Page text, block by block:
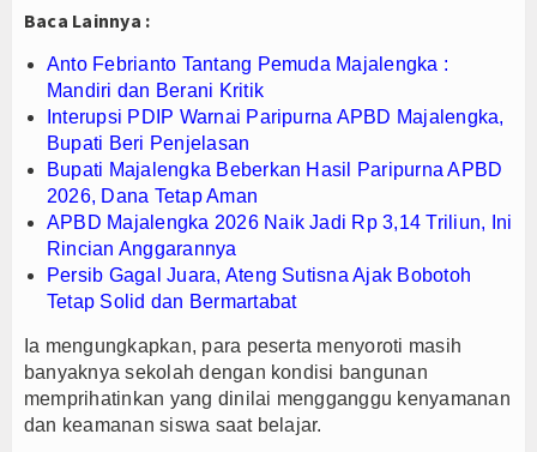
Baca Lainnya :
Anto Febrianto Tantang Pemuda Majalengka :
Mandiri dan Berani Kritik
Interupsi PDIP Warnai Paripurna APBD Majalengka,
Bupati Beri Penjelasan
Bupati Majalengka Beberkan Hasil Paripurna APBD
2026, Dana Tetap Aman
APBD Majalengka 2026 Naik Jadi Rp 3,14 Triliun, Ini
Rincian Anggarannya
Persib Gagal Juara, Ateng Sutisna Ajak Bobotoh
Tetap Solid dan Bermartabat
Ia mengungkapkan, para peserta menyoroti masih
banyaknya sekolah dengan kondisi bangunan
memprihatinkan yang dinilai mengganggu kenyamanan
dan keamanan siswa saat belajar.